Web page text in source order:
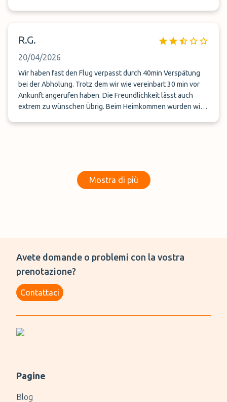
R.G.
20/04/2026
Wir haben fast den Flug verpasst durch 40min Verspätung
bei der Abholung. Trotz dem wir wie vereinbart 30 min vor
Ankunft angerufen haben. Die Freundlichkeit lässt auch
extrem zu wünschen Übrig. Beim Heimkommen wurden wir
Mostra di più
Avete domande o problemi con la vostra
prenotazione?
Contattaci
Pagine
Blog